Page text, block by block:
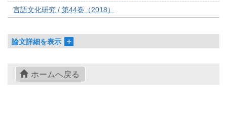
言語文化研究 / 第44巻（2018）
論文詳細を表示
ホームへ戻る